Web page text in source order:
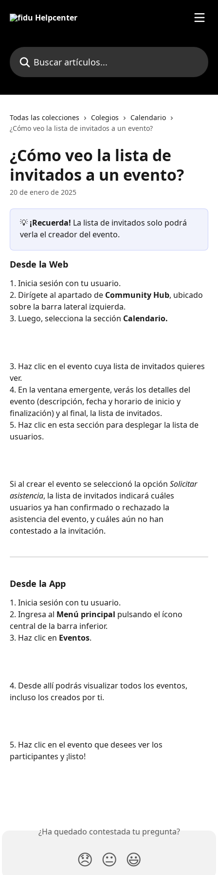
Buscar artículos...
Todas las colecciones Colegios
Calendario
¿Cómo veo la lista de invitados a un evento?
¿Cómo veo la lista de
invitados a un evento?
20 de enero de 2025
💡 ¡Recuerda! La lista de invitados solo podrá
verla el creador del evento.
Desde la Web
1. Inicia sesión con tu usuario.
2. Dirígete al apartado de Community Hub, ubicado
sobre la barra lateral izquierda.
3. Luego, selecciona la sección Calendario.
3. Haz clic en el evento cuya lista de invitados quieres
ver.
4. En la ventana emergente, verás los detalles del
evento (descripción, fecha y horario de inicio y
finalización) y al final, la lista de invitados.
5. Haz clic en esta sección para desplegar la lista de
usuarios.
Si al crear el evento se seleccionó la opción Solicitar
asistencia, la lista de invitados indicará cuáles
usuarios ya han confirmado o rechazado la
asistencia del evento, y cuáles aún no han
contestado a la invitación.
Desde la App
1. Inicia sesión con tu usuario.
2. Ingresa al Menú principal pulsando el ícono
central de la barra inferior.
3. Haz clic en Eventos.
4. Desde allí podrás visualizar todos los eventos,
incluso los creados por ti.
5. Haz clic en el evento que desees ver los
participantes y ¡listo!
¿Ha quedado contestada tu pregunta?
😞 😐 😃